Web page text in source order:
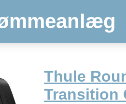
Thule
Transition